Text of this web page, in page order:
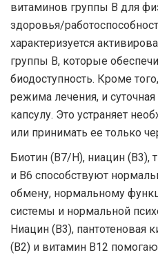
витаминов группы B для
здоровья/
характеризуется
группы В, которые
биодоступность. Кроме
режима лечения, и
капсулу. Это устраняет
или принимать ее только
Биотин (B7/H), ниацин (B3),
и B6 способствуют
обмену, нормальному
системы и нормальной
Ниацин (B3), пантотеновая
(B2) и витамин B12